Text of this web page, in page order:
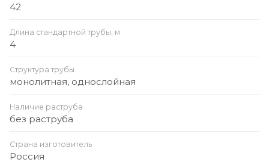
42
Длина стандартной трубы, м
4
Структура трубы
монолитная, однослойная
Наличие раструба
без раструба
Страна изготовитель
Россия